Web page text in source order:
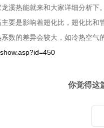
溪热能就来和大家详细分析
要是影响着翅化比，翅化比
数的差异会较大，如冷热空
你觉得这